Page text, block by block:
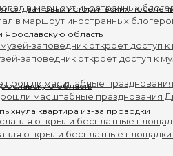
в маршрут иностранных
заповедник откроет доступ к
масштабные празднования
открыли бесплатные
два новых исторических
область